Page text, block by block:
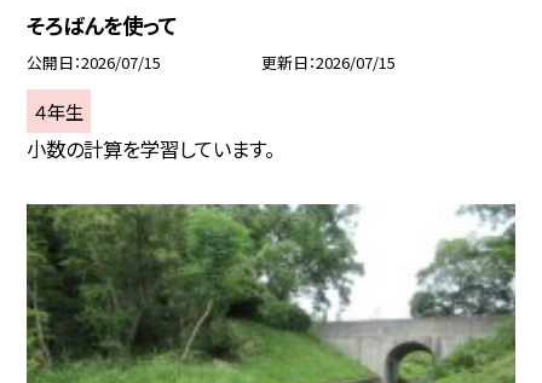
そろばんを使って
公開日 2026/07/15 更新日 2026/07/15
４年生
小数の計算を学習しています。